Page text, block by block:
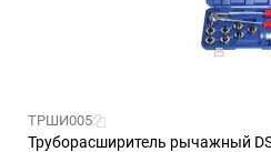
ТРШИ005
Труборасширитель рычажный